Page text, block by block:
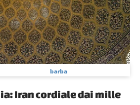
barba
Iran cordiale dai mille